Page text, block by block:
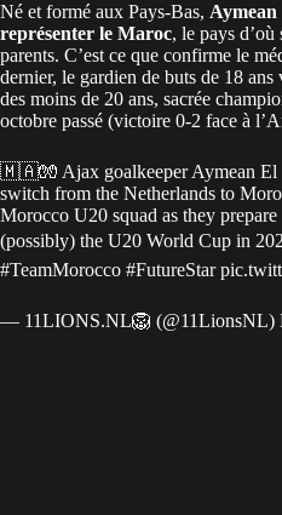
Né et formé aux Pays-Bas, Aymean
représenter le Maroc, le pays d’où
parents. C’est ce que confirme le
dernier, le gardien de buts de 18
des moins de 20 ans, sacrée
octobre passé (victoire 0-2 face à
🇲🇦🧤 Ajax goalkeeper Aymean El
switch from the Netherlands to
Morocco U20 squad as they
(possibly) the U20 World Cup in
#TeamMorocco #FutureStar
— 11LIONS.NL🦁 (@11LionsNL)